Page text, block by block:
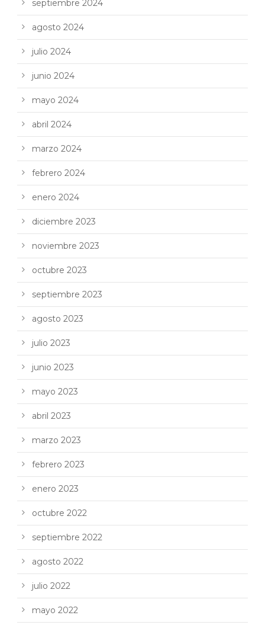
septiembre 2024
agosto 2024
julio 2024
junio 2024
mayo 2024
abril 2024
marzo 2024
febrero 2024
enero 2024
diciembre 2023
noviembre 2023
octubre 2023
septiembre 2023
agosto 2023
julio 2023
junio 2023
mayo 2023
abril 2023
marzo 2023
febrero 2023
enero 2023
octubre 2022
septiembre 2022
agosto 2022
julio 2022
mayo 2022